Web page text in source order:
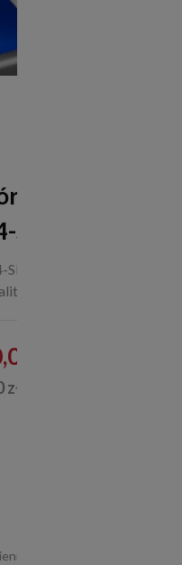
grilla do
zł